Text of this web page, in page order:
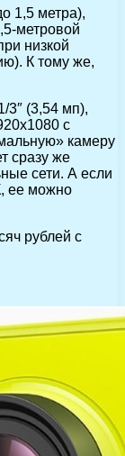
1,5 метра),
метровой
низкой
К тому же,
3″ (3,54 мп),
с
камеру
сразу же
сети. А если
ее можно
рублей с